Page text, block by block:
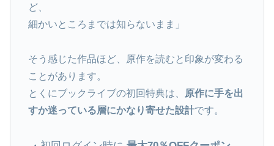
ど、
細かいところまでは知らないまま」
そう感じた作品ほど、原作を読むと印象が変わる
ことがあります。
とくにブックライブの初回特典は、
原作に手を出
すか迷っている層にかなり寄せた設計です。